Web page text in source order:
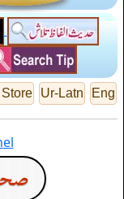
Eng
Ur-Latn